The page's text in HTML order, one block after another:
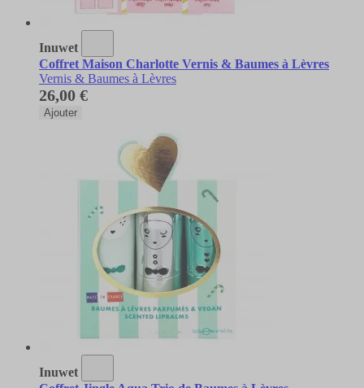
Inuwet
Coffret Maison Charlotte Vernis & Baumes à Lèvres
Vernis & Baumes à Lèvres
26,00 €
Ajouter
Inuwet